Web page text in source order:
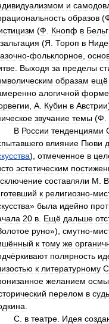
и
образов (
(Ф Кнопф в
(Я Тороп в
-фольклорное
Выходя за пределы
образам ещё
алогичной форме
А Кубин в Австрии
звучание темы (Ф
В России тенденциями
влияние Пюви
), отмеченное в
эстетическим
составляли М В
к религиозно-
» была идейно
20 в Ещё дальше
руно»), смутно-
к тому же
полярность
к литературному С
желанием
перелом в
С в театре Идея